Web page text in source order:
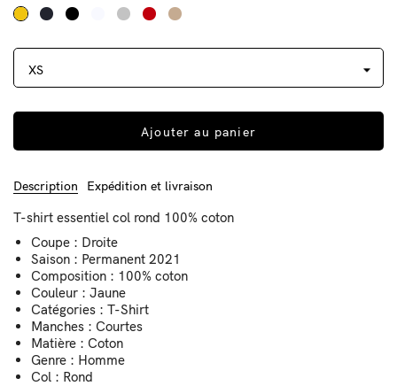
Ajouter au panier
Description Expédition et livraison
T-shirt essentiel col rond 100% coton
Coupe : Droite
Saison : Permanent 2021
Composition : 100% coton
Couleur : Jaune
Catégories : T-Shirt
Manches : Courtes
Matière : Coton
Genre : Homme
Col : Rond